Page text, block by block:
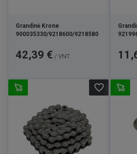
Grandinė Krone
900035330/9218600/9218580
Kaina
42,39 € / VNT
Kaina
favorite_border